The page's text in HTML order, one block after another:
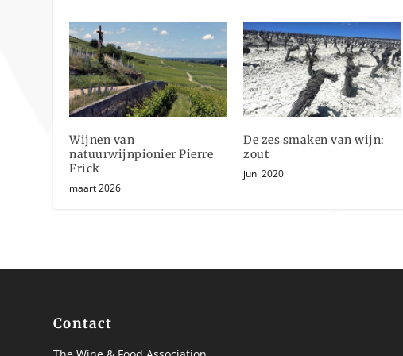
Wijnen van
natuurwijnpionier Pierre
Frick
maart 2026
De zes smaken van wijn:
zout
juni 2020
Contact